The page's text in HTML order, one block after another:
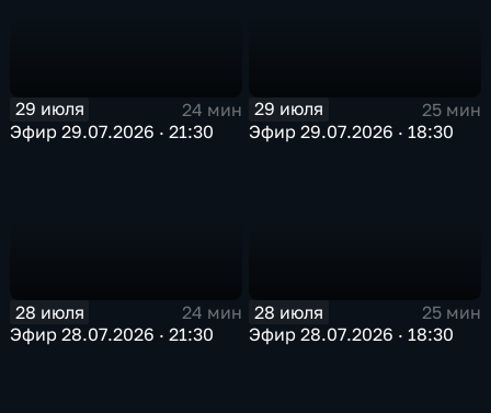
29 июля
24 мин
Эфир 29.07.2026 · 21:30
29 июля
25 мин
Эфир 29.07.2026 · 18:30
28 июля
24 мин
Эфир 28.07.2026 · 21:30
28 июля
25 мин
Эфир 28.07.2026 · 18:30